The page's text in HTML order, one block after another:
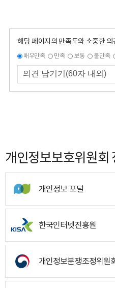
해당 페이지의 만족도와 소중한
매우만족 만족 보통 불만족
개인정보보호위원회
개인정보 포털
한국인터넷진흥원
개인정보분쟁조정위원